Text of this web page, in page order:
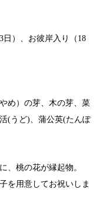
日）、お彼岸入り（18
め）の芽、木の芽、菜
(うど)、蒲公英(たんぽ
、桃の花が縁起物。
を用意してお祝いしま